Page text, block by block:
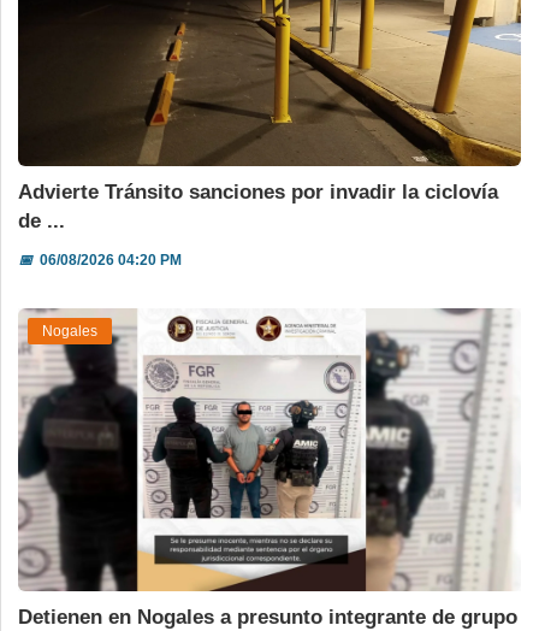
Advierte Tránsito sanciones por invadir la ciclovía
de ...
📅06/08/2026 04:20 PM
Nogales
Detienen en Nogales a presunto integrante de grupo